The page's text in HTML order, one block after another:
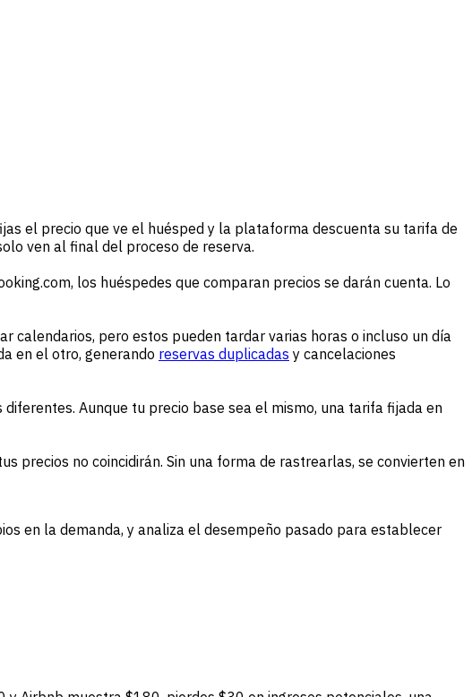
el precio que ve el huésped y la plataforma descuenta su tarifa de
ven al final del proceso de reserva.
los huéspedes que comparan precios se darán cuenta. Lo
calendarios, pero estos pueden tardar varias horas o incluso un día
en el otro, generando reservas duplicadas y cancelaciones
Aunque tu precio base sea el mismo, una tarifa fijada en
precios no coincidirán. Sin una forma de rastrearlas, se convierten en
en la demanda, y analiza el desempeño pasado para establecer